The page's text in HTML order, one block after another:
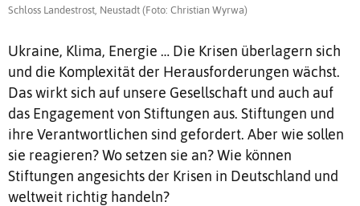
Schloss Landestrost, Neustadt (Foto: Christian Wyrwa)
Ukraine, Klima, Energie … Die Krisen überlagern sich
und die Komplexität der Herausforderungen wächst.
Das wirkt sich auf unsere Gesellschaft und auch auf
das Engagement von Stiftungen aus. Stiftungen und
ihre Verantwortlichen sind gefordert. Aber wie sollen
sie reagieren? Wo setzen sie an? Wie können
Stiftungen angesichts der Krisen in Deutschland und
weltweit richtig handeln?